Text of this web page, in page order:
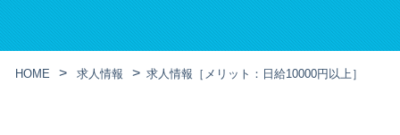
HOME 求人情報 求人情報［メリット：日給10000円以上］